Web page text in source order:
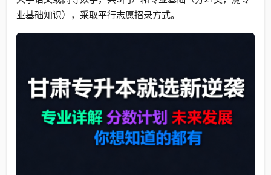
业基础知识），采取平行志愿招录方式。